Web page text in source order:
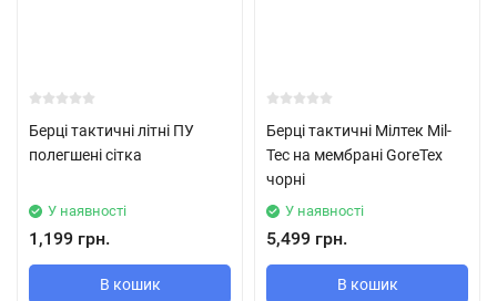
Берці тактичні літні ПУ
полегшені сітка
У наявності
1,199 грн.
В кошик
Берці тактичні Мілтек Mil-
Tec на мембрані GoreTex
чорні
У наявності
5,499 грн.
В кошик